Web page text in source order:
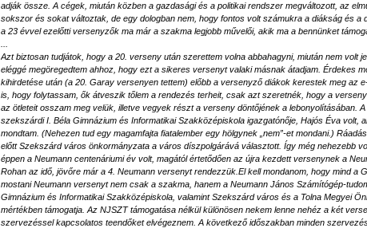
adják össze. A cégek, miután közben a gazdasági és a politikai rendszer megváltozott, az
sokszor és sokat változtak, de egy dologban nem, hogy fontos volt számukra a diákság és a
a 23 évvel ezelőtti versenyzők ma már a szakma legjobb művelői, akik ma a bennünket
Azt biztosan tudjátok, hogy a 20. verseny után szerettem volna abbahagyni, miután nem volt
eléggé megöregedtem ahhoz, hogy ezt a sikeres versenyt valaki másnak átadjam. Érdekes
kihirdetése után (a 20. Garay versenyen tettem) előbb a versenyző diákok kerestek meg az
is, hogy folytassam, ők átveszik tőlem a rendezés terheit, csak azt szeretnék, hogy a
az ötleteit osszam meg velük, illetve vegyek részt a verseny döntőjének a lebonyolításában. A
szekszárdi I. Béla Gimnázium és Informatikai Szakközépiskola igazgatónője, Hajós Éva volt,
mondtam. (Nehezen tud egy magamfajta fiatalember egy hölgynek „nem”-et mondani.)
előtt Szekszárd város önkormányzata a város díszpolgárává választott. Így még nehezebb
éppen a Neumann centenáriumi év volt, magától értetődően az újra kezdett versenynek a
Rohan az idő, jövőre már a 4. Neumann versenyt rendezzük. El kell mondanom, hogy mind a
mostani Neumann versenyt nem csak a szakma, hanem a Neumann János Számítógép-
Gimnázium és Informatikai Szakközépiskola, valamint Szekszárd város és a Tolna Megyei
mértékben támogatja. Az NJSZT támogatása nélkül különösen nekem lenne nehéz a két
szervezéssel kapcsolatos teendőket elvégeznem. A következő időszakban minden